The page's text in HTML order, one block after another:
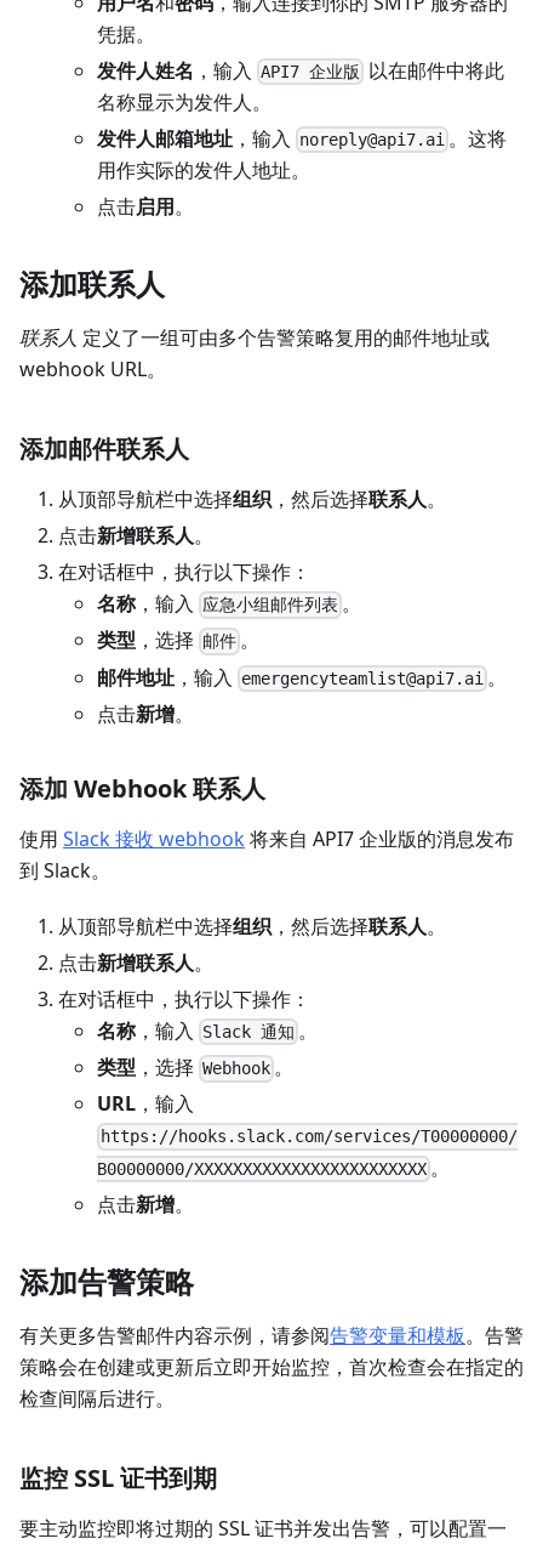
凭据。
发件人姓名 ，输入 API7 企业版 以在邮件中将此
名称显示为发件人。
发件人邮箱地址 ，输入 noreply@api7.ai 。这将
用作实际的发件人地址。
点击启用。
添加联系人
联系人 定义了一组可由多个告警策略复用的邮件地址或
webhook URL。
添加邮件联系人
从顶部导航栏中选择组织 ，然后选择联系人。
点击新增联系人。
在对话框中，执行以下操作：
名称，输入 应急小组邮件列表 。
类型 ，选择 邮件 。
邮件地址 ，输入 emergencyteamlist@api7.ai 。
点击新增。
添加 Webhook 联系人
使用 Slack 接收 webhook将来自 API7 企业版的消息发布
到 Slack。
从顶部导航栏中选择组织 ，然后选择联系人。
点击新增联系人。
在对话框中，执行以下操作：
名称，输入 Slack 通知 。
类型 ，选择 Webhook 。
URL ，输入
https://hooks.slack.com/services/T00000000/
B00000000/XXXXXXXXXXXXXXXXXXXXXXXX 。
点击新增。
添加告警策略
有关更多告警邮件内容示例，请参阅告警变量和模板。告警
策略会在创建或更新后立即开始监控，首次检查会在指定的
检查间隔后进行。
监控 SSL 证书到期
要主动监控即将过期的 SSL 证书并发出告警，可以配置一